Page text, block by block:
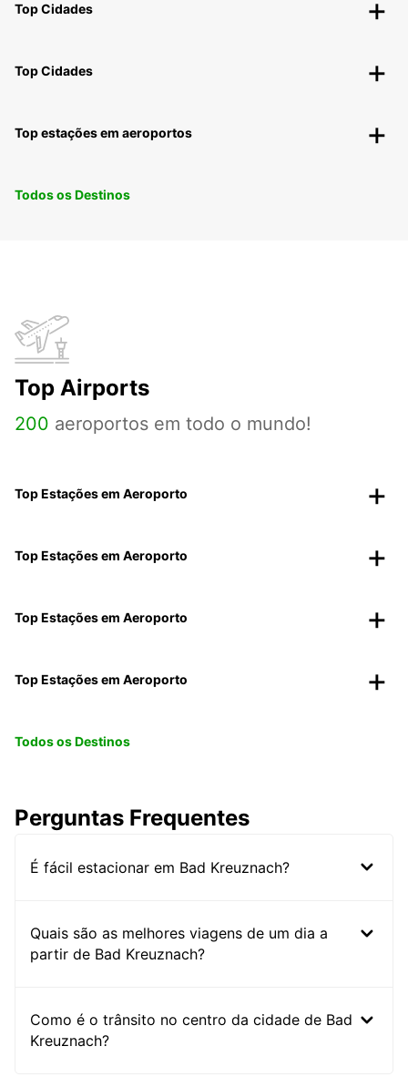
Top Cidades
Top Cidades
Top estações em aeroportos
Todos os Destinos
Top Airports
200 aeroportos em todo o mundo!
Top Estações em Aeroporto
Top Estações em Aeroporto
Top Estações em Aeroporto
Top Estações em Aeroporto
Todos os Destinos
Perguntas Frequentes
É fácil estacionar em Bad Kreuznach?
Quais são as melhores viagens de um dia a
partir de Bad Kreuznach?
Como é o trânsito no centro da cidade de Bad
Kreuznach?